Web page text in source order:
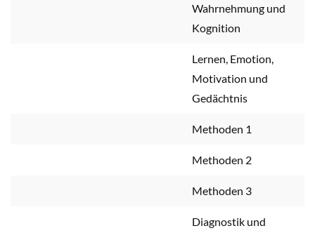
Wahrnehmung und
Kognition
Lernen, Emotion,
Motivation und
Gedächtnis
Methoden 1
Methoden 2
Methoden 3
Diagnostik und